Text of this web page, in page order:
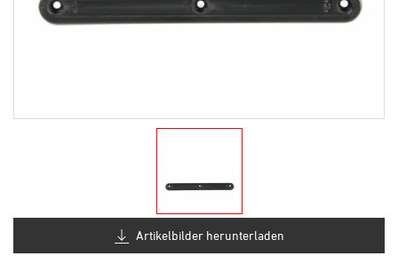
Artikelbilder herunterladen